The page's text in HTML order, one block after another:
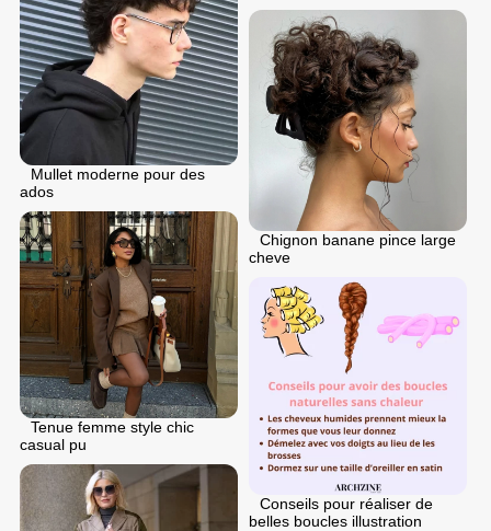
Mullet moderne pour des
ados
Chignon banane pince large
cheve
Tenue femme style chic
casual pu
Conseils pour réaliser de
belles boucles illustration